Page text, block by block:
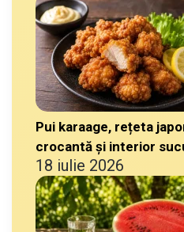
Pui karaage, rețeta
crocantă și interior
18 iulie 2026